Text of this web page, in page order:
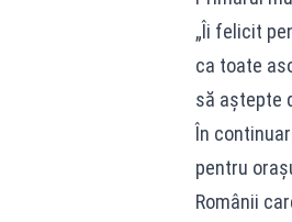
„Îi felicit
ca toate
să aştepte
În
pentru
Românii